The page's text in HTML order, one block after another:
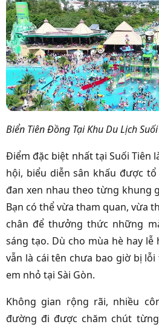
Biển Tiên Đồng Tại Khu Du Lịch
Điểm đặc biệt nhất tại Suối Tiên
hội, biểu diễn sân khấu được
đan xen nhau theo từng khung
Bạn có thể vừa tham quan, vừa
chân để thưởng thức những
sáng tạo. Dù cho mùa hè hay lễ
vẫn là cái tên chưa bao giờ bị
em nhỏ tại Sài Gòn.
Không gian rộng rãi, nhiều
đường đi được chăm chút